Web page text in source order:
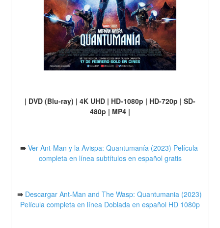
| DVD (Blu-ray) | 4K UHD | HD-1080p | HD-720p | SD-
480p | MP4 |
⇛ Ver Ant-Man y la Avispa: Quantumanía (2023) Película
completa en línea subtítulos en español gratis
⇛ Descargar Ant-Man and The Wasp: Quantumania (2023)
Película completa en línea Doblada en español HD 1080p